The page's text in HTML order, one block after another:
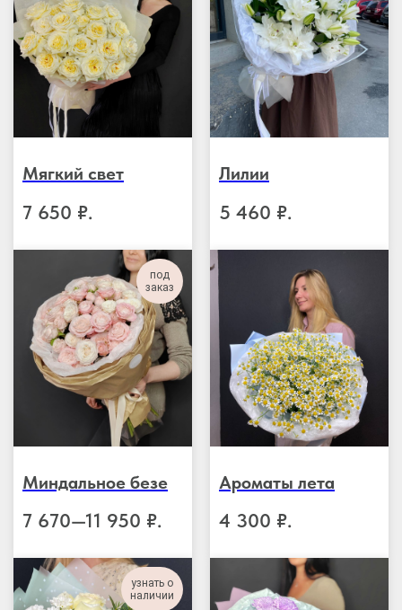
Мягкий свет
7 650 ₽.
Лилии
5 460 ₽.
под
заказ
Миндальное безе
7 670—11 950 ₽.
Ароматы лета
4 300 ₽.
узнать о
наличии